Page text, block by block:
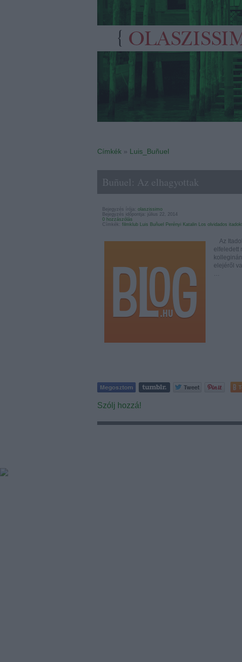
Címkék » Luis_Buñuel
Buñuel: Az elhagyottak
Bejegyzés írója: olaszissimo
Bejegyzés időpontja: július 22, 2014
0 hozzászólás
Címkék: filmklub Luis Buñuel Perényi Katalin Los olvidados itadokt
Az
elfeledett
elejéről
…
Szólj hozzá!